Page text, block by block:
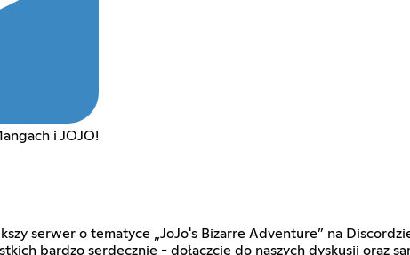
i JOJO!
serwer o tematyce „JoJo's Bizarre Adventure” na
bardzo serdecznie - dołączcie do naszych dyskusji oraz